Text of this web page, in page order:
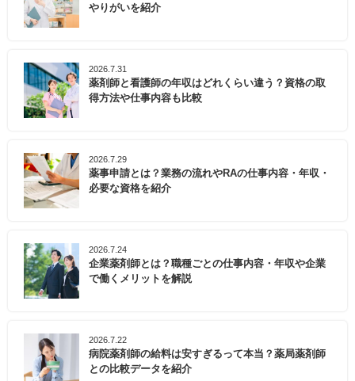
やりがいを紹介
2026.7.31
薬剤師と看護師の年収はどれくらい違う？資格の取
得方法や仕事内容も比較
2026.7.29
薬事申請とは？業務の流れやRAの仕事内容・年収・
必要な資格を紹介
2026.7.24
企業薬剤師とは？職種ごとの仕事内容・年収や企業
で働くメリットを解説
2026.7.22
病院薬剤師の給料は安すぎるって本当？薬局薬剤師
との比較データを紹介